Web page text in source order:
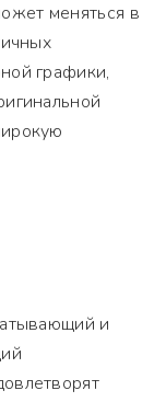
меняться в
графики,
и